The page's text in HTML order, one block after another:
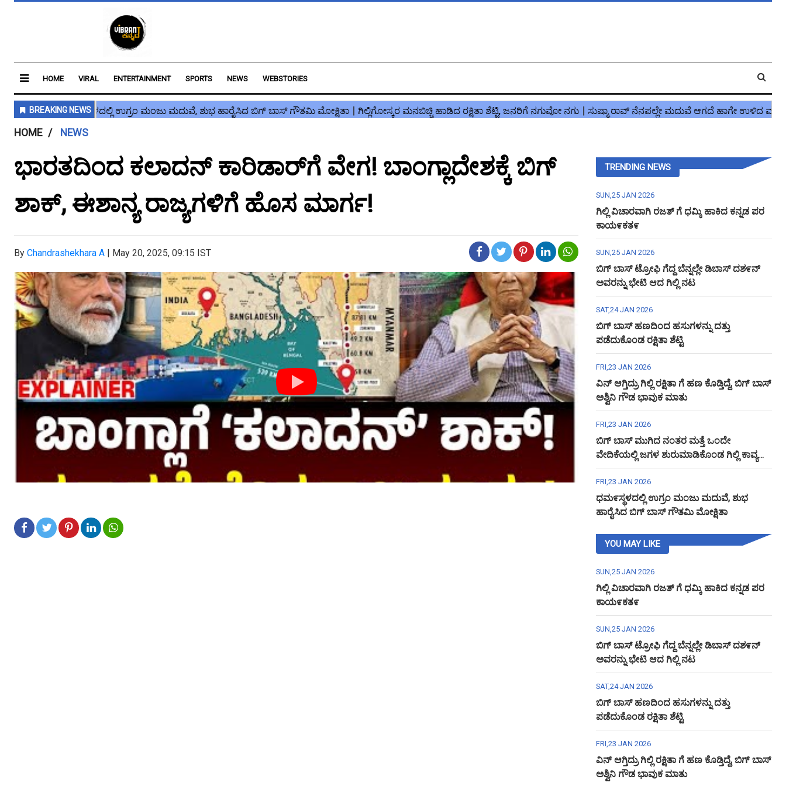
HOME VIRAL ENTERTAINMENT SPORTS NEWS WEBSTORIES
HOME NEWS
ಭಾರತದಿಂದ ಕಲಾದನ್ ಕಾರಿಡಾರ್‌ಗೆ ವೇಗ! ಬಾಂಗ್ಲಾದೇಶಕ್ಕೆ ಬಿಗ್
ಶಾಕ್, ಈಶಾನ್ಯ ರಾಜ್ಯಗಳಿಗೆ ಹೊಸ ಮಾರ್ಗ!
By Chandrashekhara A | May 20, 2025, 09:15 IST
TRENDING NEWS
SUN,25 JAN 2026
ಗಿಲ್ಲಿ ವಿಚಾರವಾಗಿ ರಜತ್ ಗೆ ಧಮ್ಕಿ ಹಾಕಿದ ಕನ್ನಡ ಪರ
ಕಾಯ೯ಕತ೯
SUN,25 JAN 2026
ಬಿಗ್ ಬಾಸ್ ಟ್ರೋಫಿ ಗೆದ್ದ ಬೆನ್ನಲ್ಲೇ ಡಿಬಾಸ್ ದಶ೯ನ್
ಅವರನ್ನು ಭೇಟಿ ಆದ ಗಿಲ್ಲಿ ನಟ
SAT,24 JAN 2026
ಬಿಗ್ ಬಾಸ್ ಹಣದಿಂದ ಹಸುಗಳನ್ನು ದತ್ತು
ಪಡೆದುಕೊಂಡ ರಕ್ಷಿತಾ ಶೆಟ್ಟಿ
FRI,23 JAN 2026
ವಿನ್ ಆಗ್ತಿದ್ರು ಗಿಲ್ಲಿ ರಕ್ಷಿತಾ ಗೆ ಹಣ ಕೊಡ್ತಿದ್ದೆ, ಬಿಗ್ ಬಾಸ್
ಅಶ್ವಿನಿ ಗೌಡ ಭಾವುಕ ಮಾತು
FRI,23 JAN 2026
ಬಿಗ್ ಬಾಸ್ ಮುಗಿದ ನಂತರ ಮತ್ತೆ ಒಂದೇ
ವೇದಿಕೆಯಲ್ಲಿ ಜಗಳ ಶುರುಮಾಡಿಕೊಂಡ ಗಿಲ್ಲಿ ಕಾವ್ಯ
ಅಶ್ವಿನಿ ಗೌಡ
FRI,23 JAN 2026
ಧಮ೯ಸ್ಥಳದಲ್ಲಿ ಉಗ್ರಂ ಮಂಜು ಮದುವೆ, ಶುಭ
ಹಾರೈಸಿದ ಬಿಗ್ ಬಾಸ್ ಗೌತಮಿ ಮೋಕ್ಷಿತಾ
YOU MAY LIKE
SUN,25 JAN 2026
ಗಿಲ್ಲಿ ವಿಚಾರವಾಗಿ ರಜತ್ ಗೆ ಧಮ್ಕಿ ಹಾಕಿದ ಕನ್ನಡ ಪರ
ಕಾಯ೯ಕತ೯
SUN,25 JAN 2026
ಬಿಗ್ ಬಾಸ್ ಟ್ರೋಫಿ ಗೆದ್ದ ಬೆನ್ನಲ್ಲೇ ಡಿಬಾಸ್ ದಶ೯ನ್
ಅವರನ್ನು ಭೇಟಿ ಆದ ಗಿಲ್ಲಿ ನಟ
SAT,24 JAN 2026
ಬಿಗ್ ಬಾಸ್ ಹಣದಿಂದ ಹಸುಗಳನ್ನು ದತ್ತು
ಪಡೆದುಕೊಂಡ ರಕ್ಷಿತಾ ಶೆಟ್ಟಿ
FRI,23 JAN 2026
ವಿನ್ ಆಗ್ತಿದ್ರು ಗಿಲ್ಲಿ ರಕ್ಷಿತಾ ಗೆ ಹಣ ಕೊಡ್ತಿದ್ದೆ, ಬಿಗ್ ಬಾಸ್
ಅಶ್ವಿನಿ ಗೌಡ ಭಾವುಕ ಮಾತು